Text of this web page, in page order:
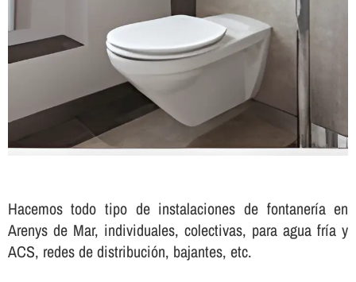
Hacemos todo tipo de instalaciones de fontanerí­a en
Arenys de Mar, individuales, colectivas, para agua frí­a y
ACS, redes de distribución, bajantes, etc.